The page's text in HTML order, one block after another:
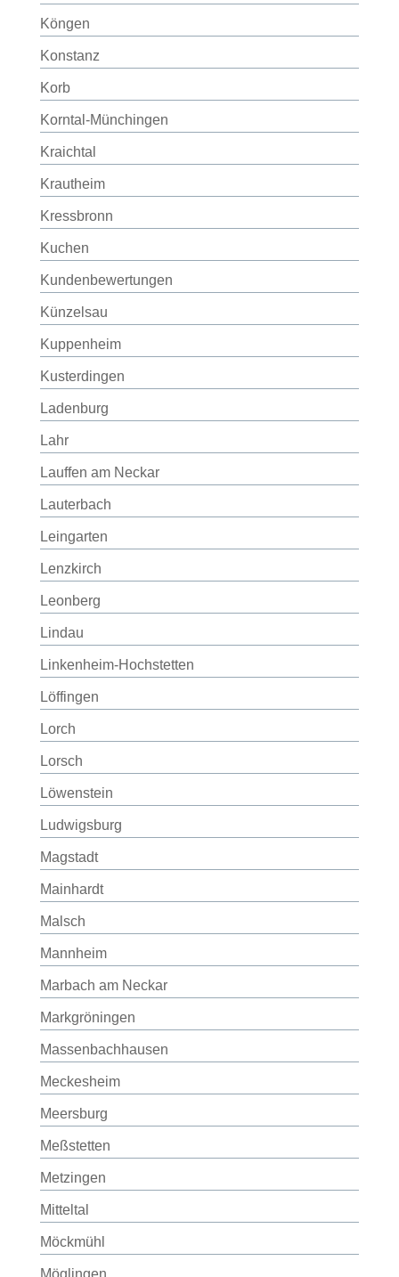
Köngen
Konstanz
Korb
Korntal-Münchingen
Kraichtal
Krautheim
Kressbronn
Kuchen
Kundenbewertungen
Künzelsau
Kuppenheim
Kusterdingen
Ladenburg
Lahr
Lauffen am Neckar
Lauterbach
Leingarten
Lenzkirch
Leonberg
Lindau
Linkenheim-Hochstetten
Löffingen
Lorch
Lorsch
Löwenstein
Ludwigsburg
Magstadt
Mainhardt
Malsch
Mannheim
Marbach am Neckar
Markgröningen
Massenbachhausen
Meckesheim
Meersburg
Meßstetten
Metzingen
Mitteltal
Möckmühl
Möglingen